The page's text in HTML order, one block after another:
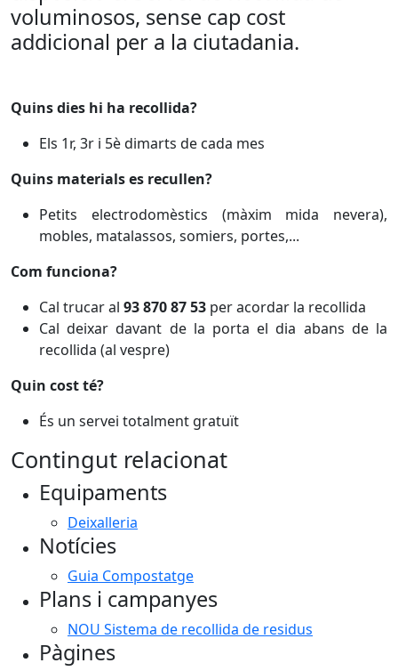
voluminosos, sense cap cost
addicional per a la ciutadania.
Quins dies hi ha recollida?
Els 1r, 3r i 5è dimarts de cada mes
Quins materials es recullen?
Petits electrodomèstics (màxim mida nevera),
mobles, matalassos, somiers, portes,...
Com funciona?
Cal trucar al 93 870 87 53 per acordar la recollida
Cal deixar davant de la porta el dia abans de la
recollida (al vespre)
Quin cost té?
És un servei totalment gratuït
Contingut relacionat
Equipaments
Deixalleria
Notícies
Guia Compostatge
Plans i campanyes
NOU Sistema de recollida de residus
Pàgines